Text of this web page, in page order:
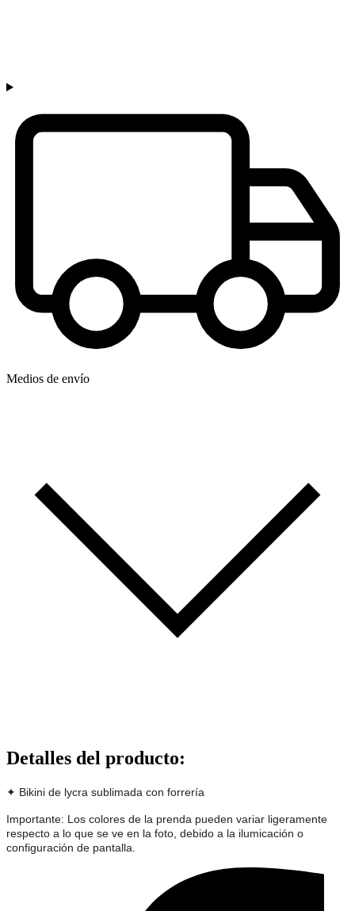
Medios de envío
Detalles del producto:
✦ Bikini de lycra sublimada con forrería
Importante: Los colores de la prenda pueden variar ligeramente
respecto a lo que se ve en la foto, debido a la ilumicación o
configuración de pantalla.